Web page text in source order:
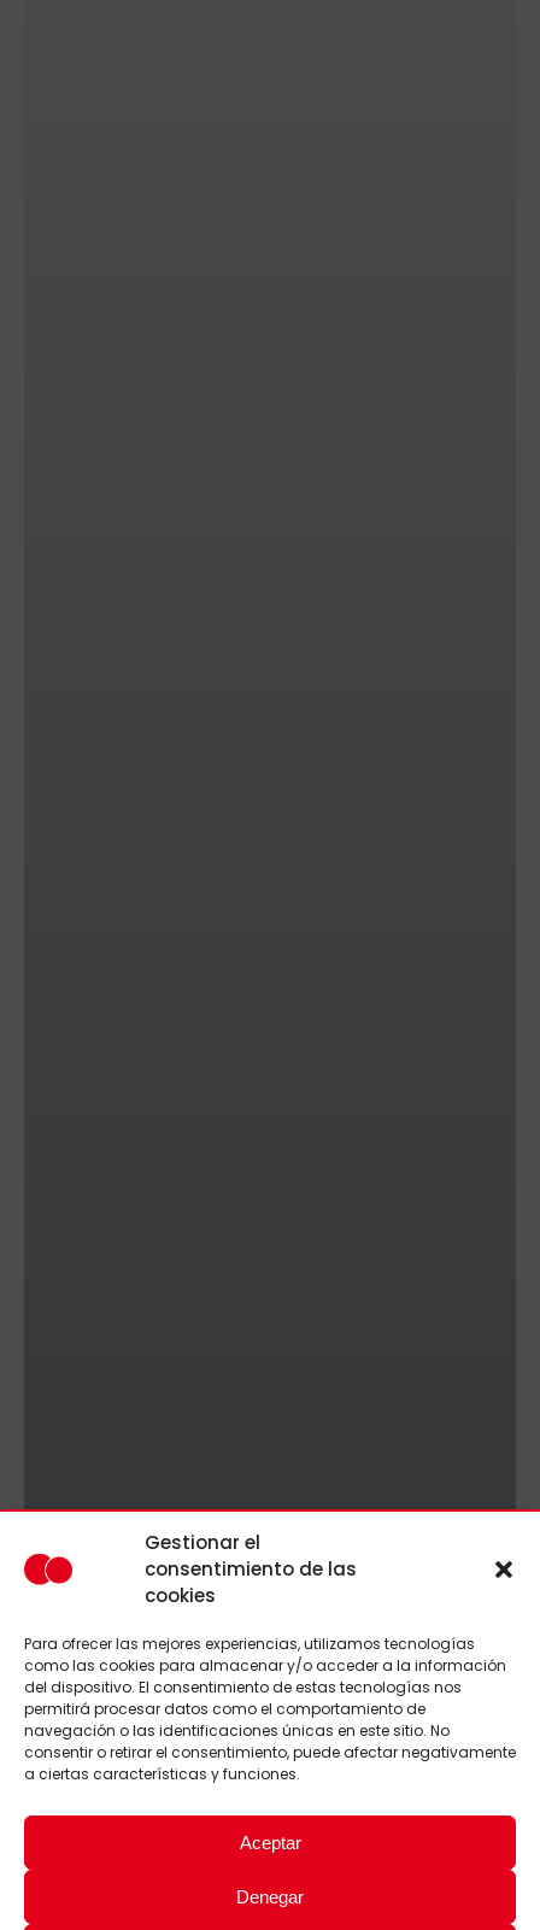
Gestionar el
consentimiento de las
cookies
Para ofrecer las mejores experiencias, utilizamos tecnologías
como las cookies para almacenar y/o acceder a la información
del dispositivo. El consentimiento de estas tecnologías nos
permitirá procesar datos como el comportamiento de
navegación o las identificaciones únicas en este sitio. No
consentir o retirar el consentimiento, puede afectar negativamente
a ciertas características y funciones.
Aceptar
Denegar